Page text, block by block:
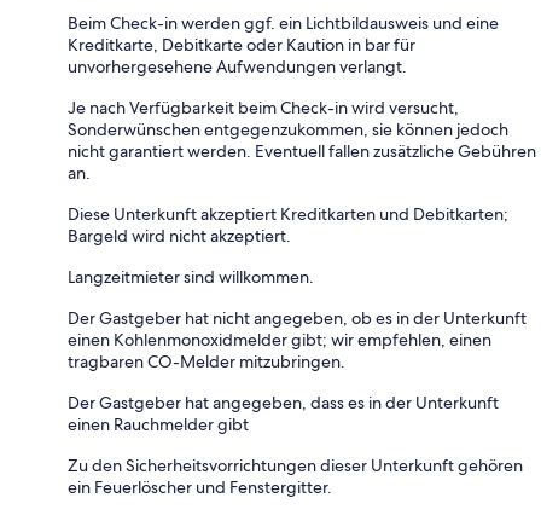
Beim Check-in werden ggf. ein Lichtbildausweis und eine
Kreditkarte, Debitkarte oder Kaution in bar für
unvorhergesehene Aufwendungen verlangt.
Je nach Verfügbarkeit beim Check-in wird versucht,
Sonderwünschen entgegenzukommen, sie können jedoch
nicht garantiert werden. Eventuell fallen zusätzliche Gebühren
an.
Diese Unterkunft akzeptiert Kreditkarten und Debitkarten;
Bargeld wird nicht akzeptiert.
Langzeitmieter sind willkommen.
Der Gastgeber hat nicht angegeben, ob es in der Unterkunft
einen Kohlenmonoxidmelder gibt; wir empfehlen, einen
tragbaren CO-Melder mitzubringen.
Der Gastgeber hat angegeben, dass es in der Unterkunft
einen Rauchmelder gibt
Zu den Sicherheitsvorrichtungen dieser Unterkunft gehören
ein Feuerlöscher und Fenstergitter.